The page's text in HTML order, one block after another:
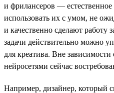
и фрилансеров —
использовать их с умом, не
и качественно сделают работу
задачи действительно можно
для креатива. Вне
нейросетями сейчас
Например, дизайнер, который